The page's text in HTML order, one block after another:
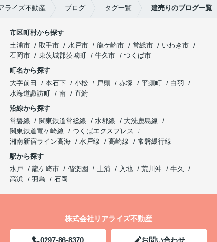
ライズ不動産 ブログ タグ一覧 建売りのブログ一覧
市区町村から探す
土浦市
取手市 水戸市 龍ケ崎市 常総市
いわき市
石岡市
東茨城郡茨城町 牛久市
つくば市
町名から探す
大字前田
本石下 小松 戸頭 赤塚 平須町
白羽
水海道諏訪町
南
直鮒
沿線から探す
常磐線
関東鉄道常総線 水郡線
大洗鹿島線
関東鉄道竜ケ崎線
つくばエクスプレス
湘南新宿ライン高海
水戸線 高崎線
常磐緩行線
駅から探す
水戸
龍ケ崎市 偕楽園 土浦 入地 荒川沖
牛久
高浜
羽鳥 石岡
株式会社リアライズ不動産
0297-86-8370 お問い合わせ